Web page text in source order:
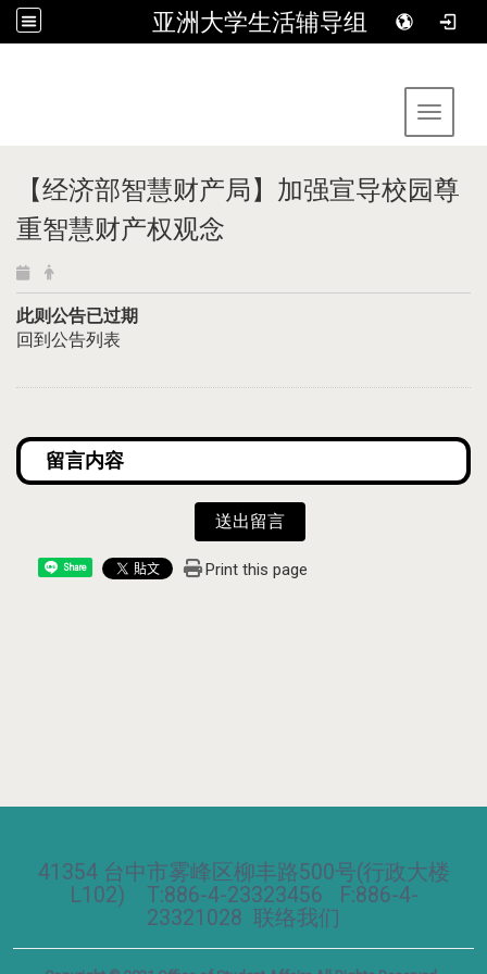
亚洲大学生活辅导组
Toggle
【经济部智慧财产局】加强宣导校园尊
重智慧财产权观念
此则公告已过期
回到公告列表
送出留言
Share Print this page
41354 台中市雾峰区柳丰路500号(行政大楼
L102) T:886-4-23323456 F:886-4-
23321028 联络我们